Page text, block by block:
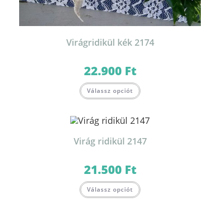
Virágridikül kék 2174
22.900 Ft
Válassz opciót
Virág ridikül 2147
21.500 Ft
Válassz opciót